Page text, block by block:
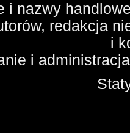
i nazwy
redakcja
i
i